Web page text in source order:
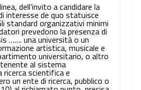
dell’invito a candidare la
interesse de quo statuisce
standard organizzativi minimi
prevedono la presenza di
……. una università o un
artistica, musicale e
universitario, o altro
al sistema
ricerca scientifica e
un ente di ricerca, pubblico o